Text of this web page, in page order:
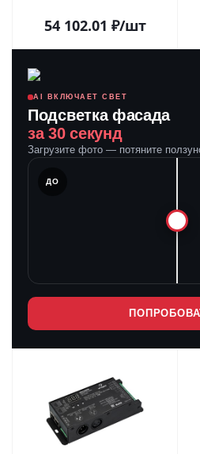
54 102.01 ₽/шт
AI ВКЛЮЧАЕТ СВЕТ
Подсветка фасада
за 30 секунд
Загрузите фото — потяните
ДО